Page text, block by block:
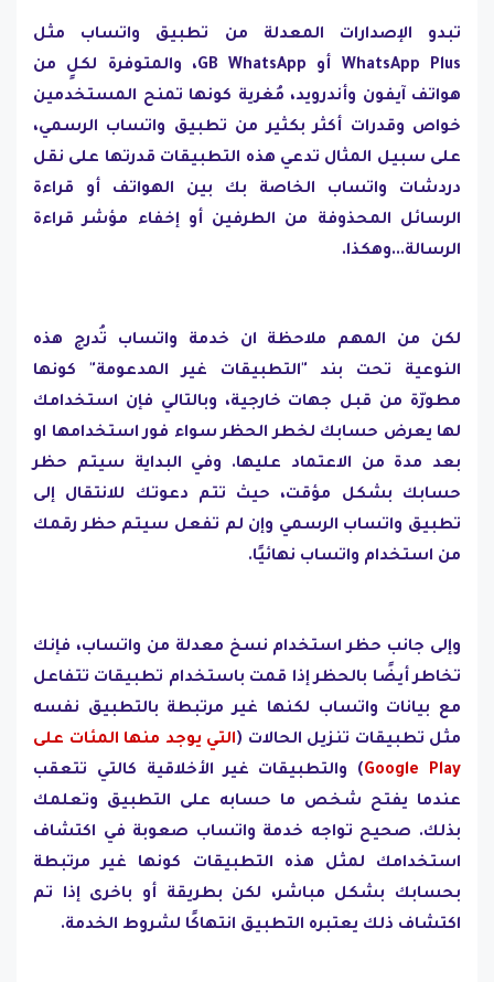
تبدو الإصدارات المعدلة من تطبيق واتساب مثل
WhatsApp Plus أو GB WhatsApp، والمتوفرة لكلٍ من
هواتف آيفون وأندرويد، مُغرية كونها تمنح المستخدمين
خواص وقدرات أكثر بكثير من تطبيق واتساب الرسمي،
على سبيل المثال تدعي هذه التطبيقات قدرتها على نقل
دردشات واتساب الخاصة بك بين الهواتف أو قراءة
الرسائل المحذوفة من الطرفين أو إخفاء مؤشر قراءة
الرسالة...وهكذا.
لكن من المهم ملاحظة ان خدمة واتساب تُدرج هذه
النوعية تحت بند "التطبيقات غير المدعومة" كونها
مطورّة من قبل جهات خارجية، وبالتالي فإن استخدامك
لها يعرض حسابك لخطر الحظر سواء فور استخدامها او
بعد مدة من الاعتماد عليها. وفي البداية سيتم حظر
حسابك بشكل مؤقت، حيث تتم دعوتك للانتقال إلى
تطبيق واتساب الرسمي وإن لم تفعل سيتم حظر رقمك
من استخدام واتساب نهائيًا.
وإلى جانب حظر استخدام نسخ معدلة من واتساب، فإنك
تخاطر أيضًا بالحظر إذا قمت باستخدام تطبيقات تتفاعل
مع بيانات واتساب لكنها غير مرتبطة بالتطبيق نفسه
مثل تطبيقات تنزيل الحالات (التي يوجد منها المئات على
Google Play) والتطبيقات غير الأخلاقية كالتي تتعقب
عندما يفتح شخص ما حسابه على التطبيق وتعلمك
بذلك. صحيح تواجه خدمة واتساب صعوبة في اكتشاف
استخدامك لمثل هذه التطبيقات كونها غير مرتبطة
بحسابك بشكل مباشر، لكن بطريقة أو باخرى إذا تم
اكتشاف ذلك يعتبره التطبيق انتهاكًا لشروط الخدمة.